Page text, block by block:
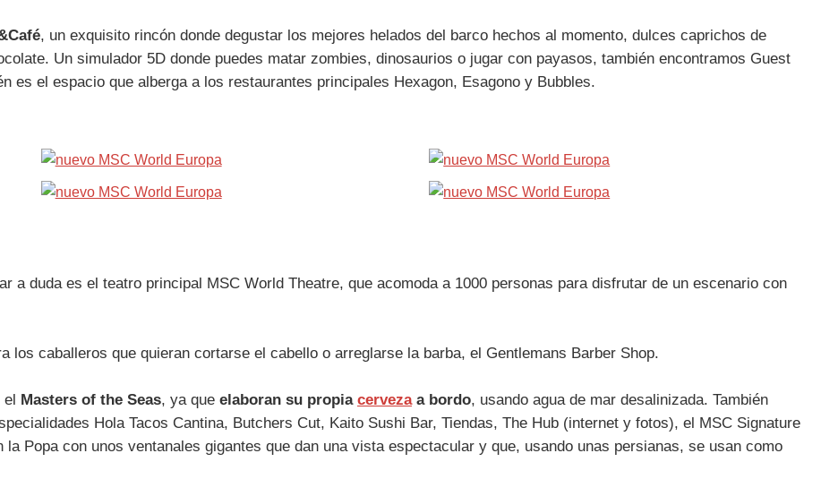
, un exquisito rincón donde degustar los mejores helados del barco hechos al momento, dulces caprichos de
Un simulador 5D donde puedes matar zombies, dinosaurios o jugar con payasos, también encontramos Guest
es el espacio que alberga a los restaurantes principales Hexagon, Esagono y Bubbles.
a duda es el teatro principal MSC World Theatre, que acomoda a 1000 personas para disfrutar de un escenario con
los caballeros que quieran cortarse el cabello o arreglarse la barba, el Gentlemans Barber Shop.
el Masters of the Seas, ya que elaboran su propia cervezaa bordo, usando agua de mar desalinizada. También
Hola Tacos Cantina, Butchers Cut, Kaito Sushi Bar, Tiendas, The Hub (internet y fotos), el MSC Signature
Popa con unos ventanales gigantes que dan una vista espectacular y que, usando unas persianas, se usan como